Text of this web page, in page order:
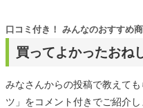
買ってよかったおね
口コミ付き！ みんなのおすすめ
みなさんからの投稿で教えて
ツ」をコメント付きでご紹介